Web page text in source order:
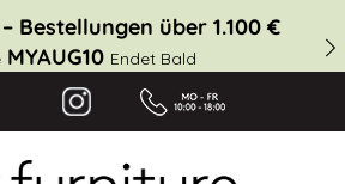
Bestellungen über 1.100 €
MYAUG10 Endet Bald